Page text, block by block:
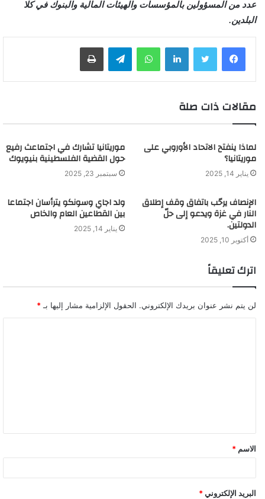
عدد من المسؤولين بالمؤسسات والهيئات المالية والبنوك في كلا
البلدين.
لينكدإن واتساب
مقالات ذات صلة
لماذا ينفتح الاتحاد الأوروبي على
موريتانيا؟
يناير 14, 2025
موريتانيا تشارك في اجتماعث رفيع
حول القضية الفلسطينية بنيويوك
سبتمبر 23, 2025
الإنصاف يرحّب باتفاق وقف إطلاق
النار في غزة ويدعو إلى حلّ
الدولتين.
أكتوبر 10, 2025
ولد اجاي وسونكو يترأسان اجتماعا
بين القطاعين العام والخاص
يناير 14, 2025
اترك تعليقاً
لن يتم نشر عنوان بريدك الإلكتروني. الحقول الإلزامية مشار إليها بـ *
ق
*
الاسم *
البريد الإلكتروني *